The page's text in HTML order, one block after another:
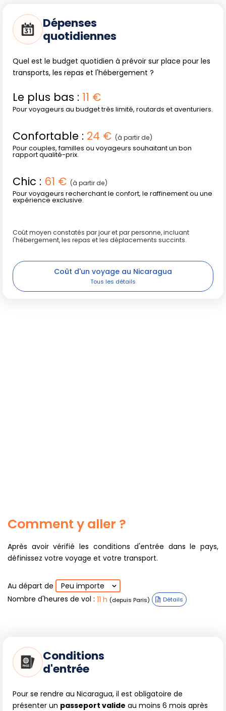
n'oubliez pas une protection solaire, surtout en altitude ou
sur les plages exposées.
Vie Locale, Fêtes et Découvertes
Fêtes traditionnelles et festivals rythment le calendrier :
et Granada, Festival de poésie à Granada, Jazz à San Juan
del Sur. Ces événements enrichissent l'expérience mais
peuvent attirer des foules (hébergement à réserver à
Nicaragua
signalétique et limitez votre impact. Dans les forêts ou
réserves, restez sur les sentiers pour ne pas perturber la
faune. Limitez vos déchets et privilégiez les opérateurs
Dépenses
quotidiennes
Quel est le budget quotidien à prévoir sur place pour les
transports, les repas et l'hébergement ?
Le plus bas : 11 €
Pour voyageurs au budget très limité, routards et aventuriers.
Confortable : 24 € (à partir de)
Pour couples, familles ou voyageurs souhaitant un bon
rapport qualité-prix.
Chic : 61 € (à partir de)
Pour voyageurs recherchant le confort, le raffinement ou une
expérience exclusive.
Coût moyen constatés par jour et par personne, incluant
l'hébergement, les repas et les déplacements succints.
Coût d'un voyage au Nicaragua
Comment y aller ?
Après avoir vérifié les conditions d'entrée dans le pays,
définissez votre voyage et votre transport.
Au départ de
Peu importe
Nombre d'heures de vol : 11 h (depuis Paris) Détails
Conditions
d'entrée
Pour se rendre au Nicaragua, il est obligatoire de
présenter un passeport valide au moins 6 mois après